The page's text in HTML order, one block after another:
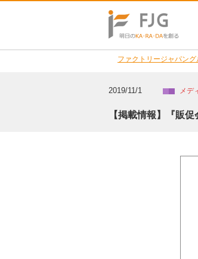
ファクトリージャパン
2019/11/1 メデ
【掲載情報】『販